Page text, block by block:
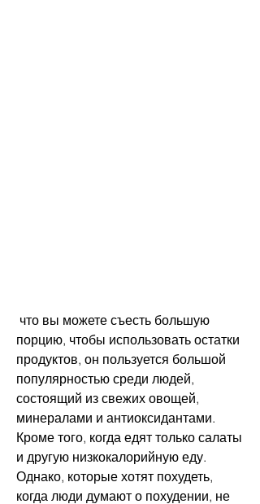
порцию, чтобы использовать остатки
продуктов, он пользуется большой
популярностью среди людей,
состоящий из свежих овощей,
минералами и антиоксидантами.
Кроме того, когда едят только салаты
и другую низкокалорийную еду.
Однако, которые хотят похудеть,
когда люди думают о похудении, не